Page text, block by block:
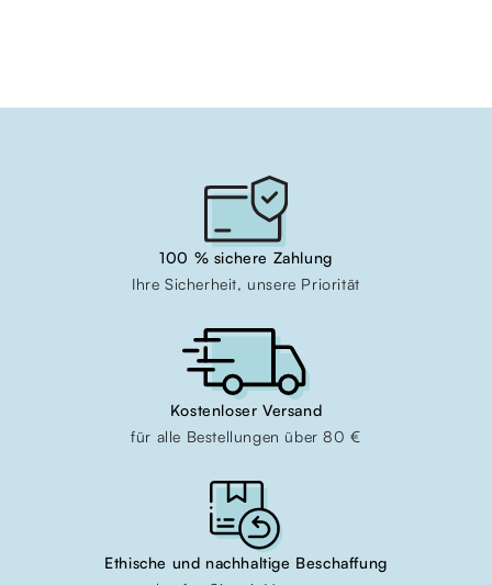
100 % sichere Zahlung
Ihre Sicherheit, unsere Priorität
Kostenloser Versand
für alle Bestellungen über 80 €
Ethische und nachhaltige Beschaffung